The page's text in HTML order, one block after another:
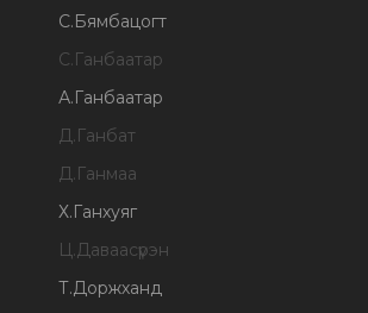
С.Бямбацогт
С.Ганбаатар
А.Ганбаатар
Д.Ганбат
Д.Ганмаа
Х.Ганхуяг
Ц.Даваасүрэн
Т.Доржханд